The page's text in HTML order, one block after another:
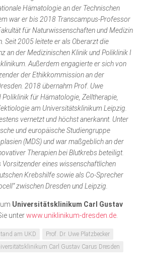
Hämatologie an der Technischen
war er bis 2018 Transcampus-Professor
für Naturwissenschaften und Medizin
Seit 2005 leitete er als Oberarzt die
an der Medizinischen Klinik und Poliklinik I
Außerdem engagierte er sich von
der Ethikkommission an der
2018 übernahm Prof. Uwe
für Hämatologie, Zelltherapie,
am Universitätsklinikum Leipzig.
vernetzt und höchst anerkannt. Unter
und europäische Studiengruppe
(MDS) und war maßgeblich an der
Therapien bei Blutkrebs beteiligt.
Vorsitzender eines wissenschaftlichen
Krebshilfe sowie als Co-Sprecher
zwischen Dresden und Leipzig.
Universitätsklinikum Carl Gustav
unterwww.uniklinikum-dresden.de
am UKD
Prof. Dr. Uwe Platzbecker
Carl Gustav Carus Dresden